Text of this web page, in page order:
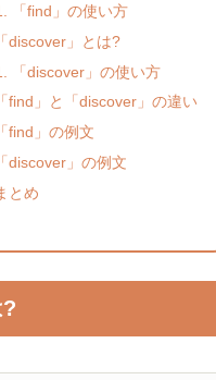
「find」の使い方
「discover」とは?
「discover」の使い方
「find」と「discover」の違い
「find」の例文
「discover」の例文
とめ